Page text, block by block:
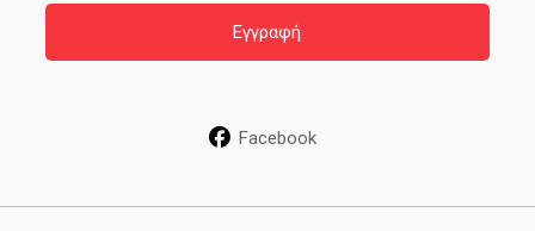
l
Εγγραφή
Facebook